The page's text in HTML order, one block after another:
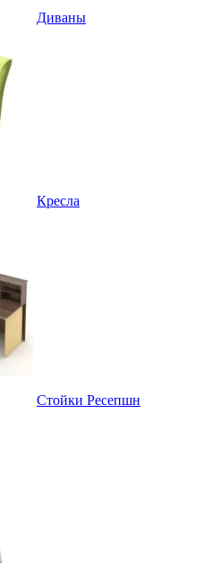
Диваны
Кресла
Стойки Ресепшн